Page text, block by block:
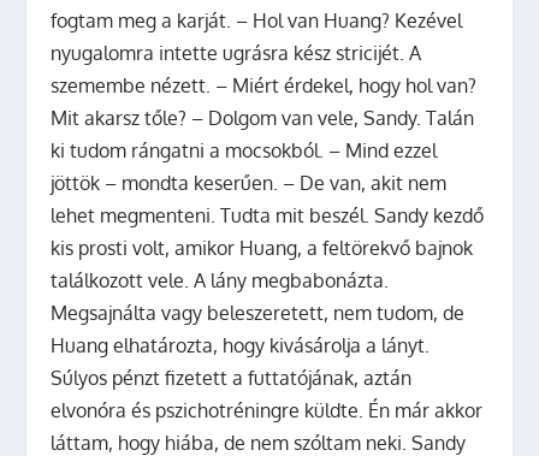
fogtam meg a karját. – Hol van Huang? Kezével
nyugalomra intette ugrásra kész stricijét. A
szemembe nézett. – Miért érdekel, hogy hol van?
Mit akarsz tőle? – Dolgom van vele, Sandy. Talán
ki tudom rángatni a mocsokból. – Mind ezzel
jöttök – mondta keserűen. – De van, akit nem
lehet megmenteni. Tudta mit beszél. Sandy kezdő
kis prosti volt, amikor Huang, a feltörekvő bajnok
találkozott vele. A lány megbabonázta.
Megsajnálta vagy beleszeretett, nem tudom, de
Huang elhatározta, hogy kivásárolja a lányt.
Súlyos pénzt fizetett a futtatójának, aztán
elvonóra és pszichotréningre küldte. Én már akkor
láttam, hogy hiába, de nem szóltam neki. Sandy